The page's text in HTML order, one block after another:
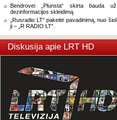
Bendrovei „Plunsta“ skirta bauda už
dezinformacijos skleidimą.
„Rusradio LT“ pakeitė pavadinimą, nuo šiol
ji – „R RADIO LT“.
Diskusija apie LRT HD